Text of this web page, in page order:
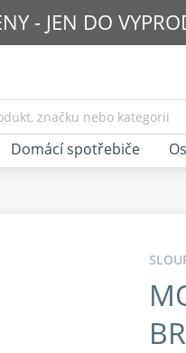
- JEN DO
Domácí spotřebiče